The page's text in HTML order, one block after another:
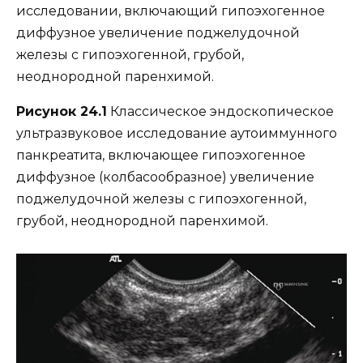
Рисунок 24.1 Классическое эндоскопическое
ультразвуковое исследование аутоиммунного
панкреатита, включающее гипоэхогенное
диффузное (колбасообразное) увеличение
поджелудочной железы с гипоэхогенной,
грубой, неоднородной паренхимой.